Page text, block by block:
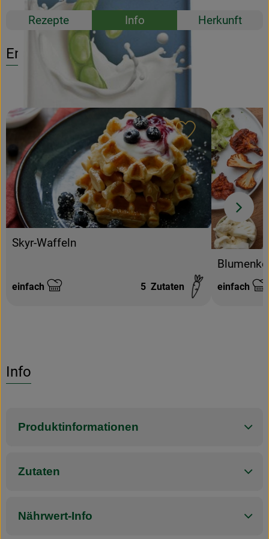
Rezepte Info Herkunft
Entdecke passende Rezepte
Skyr-Waffeln
Schwierigkeit:
einfach 5 Zutaten
Rezept zu
einfach
Info
Produktinformationen
Zutaten
Nährwert-Info